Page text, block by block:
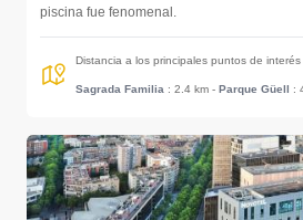
piscina fue fenomenal.
Distancia a los principales puntos de
Sagrada Familia : 2.4 km - Parque Güell :